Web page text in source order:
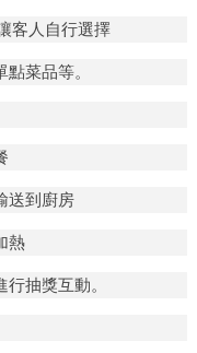
客人自行選擇
菜品等。
送到廚房
熱
抽獎互動。